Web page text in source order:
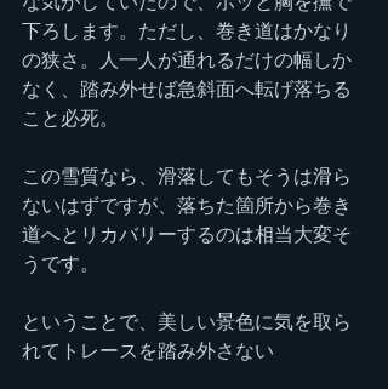
下ろします。ただし、巻き道はかなり
の狭さ。人一人が通れるだけの幅しか
なく、踏み外せば急斜面へ転げ落ちる
こと必死。
この雪質なら、滑落してもそうは滑ら
ないはずですが、落ちた箇所から巻き
道へとリカバリーするのは相当大変そ
うです。
ということで、美しい景色に気を取ら
れてトレースを踏み外さない